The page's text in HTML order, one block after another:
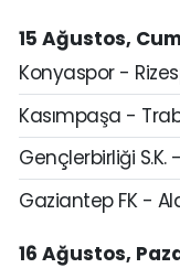
15 Ağustos,
Konyaspor -
Kasımpaşa -
Gençlerbirliği
Gaziantep FK -
16 Ağustos,